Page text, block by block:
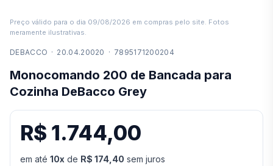
Preço válido para o dia 09/08/2026 em compras pelo site. Fotos
meramente ilustrativas.
DEBACCO · 20.04.20020 · 7895171200204
Monocomando 200 de Bancada para
Cozinha DeBacco Grey
R$ 1.744,00
em até 10x de R$ 174,40 sem juros